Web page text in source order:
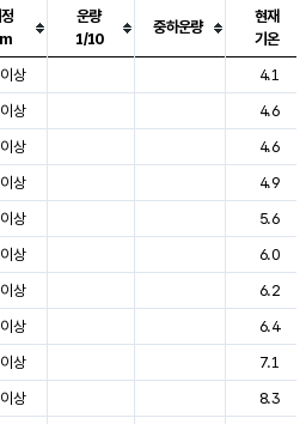
, 기온, 강수, 바람, 기압등을 안내한 표입
운량
1/10
중하운량
현재
기온
상
4.1
상
4.6
상
4.6
상
4.9
상
5.6
상
6.0
상
6.2
상
6.4
상
7.1
상
8.3